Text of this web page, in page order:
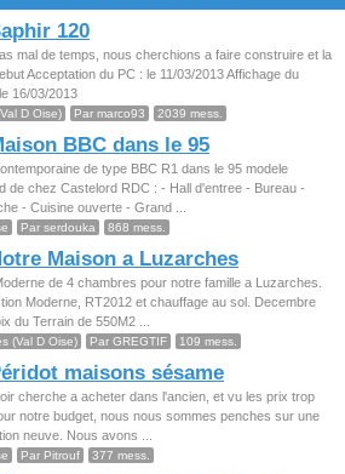
120
mal de temps, nous cherchions a faire construire et la
Acceptation du PC : le 11/03/2013 Affichage du
16/03/2013
D Oise) Par marco93 2039 mess.
BBC dans le 95
de type BBC R1 dans le 95 modele
de chez Castelord RDC : - Hall d'entree - Bureau -
- Cuisine ouverte - Grand ...
Par serdouka 868 mess.
Maison a Luzarches
de 4 chambres pour notre famille a Luzarches.
Moderne, RT2012 et chauffage au sol. Decembre
du Terrain de 550M2 ...
(Val D Oise) Par GREGTIF 109 mess.
maisons sésame
cherche a acheter dans l'ancien, et vu les prix trop
notre budget, nous nous sommes penches sur une
neuve. Nous avons ...
Par Pitrouf 377 mess.